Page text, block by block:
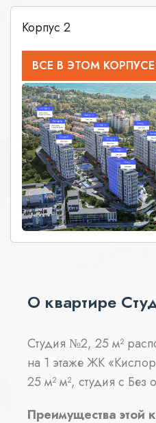
Корпус 2
ВСЕ В ЭТОМ КОРПУСЕ
О квартире
Студия №2, 25 м²
на 1 этаже ЖК
25 м² м², студия с Без
Преимущества этой